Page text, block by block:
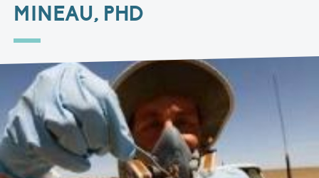
MINEAU, PHD